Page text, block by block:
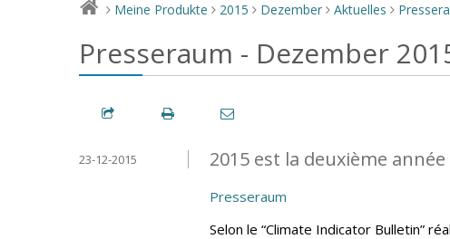
> Meine Produkte > 2015 > Dezember > Aktuelles >
Presseraum - Dezember
2015 est la deuxième
23-12-2015
Presseraum
Selon le “Climate Indicator Bulletin”